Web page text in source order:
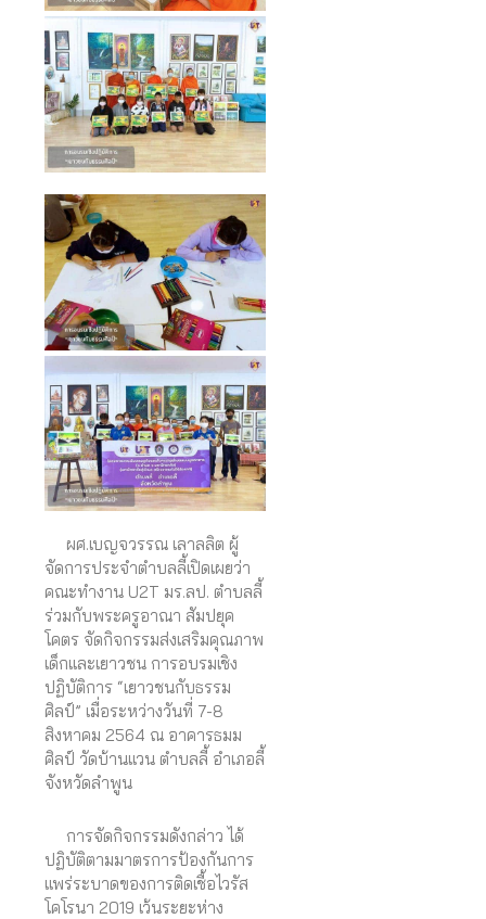
ผศ.เบญจวรรณ เลาลลิต ผู้
จัดการประจำตำบลลี้เปิดเผยว่า
คณะทำงาน U2T มร.ลป. ตำบลลี้
ร่วมกับพระครูอาณา สัมปยุค
โคตร จัดกิจกรรมส่งเสริมคุณภาพ
เด็กและเยาวชน การอบรมเชิง
ปฏิบัติการ “เยาวชนกับธรรม
ศิลป์” เมื่อระหว่างวันที่ 7-8
สิงหาคม 2564 ณ อาคารธมม
ศิลป์ วัดบ้านแวน ตำบลลี้ อำเภอลี้
จังหวัดลำพูน
การจัดกิจกรรมดังกล่าว ได้
ปฏิบัติตามมาตรการป้องกันการ
แพร่ระบาดของการติดเชื้อไวรัส
โคโรนา 2019 เว้นระยะห่าง